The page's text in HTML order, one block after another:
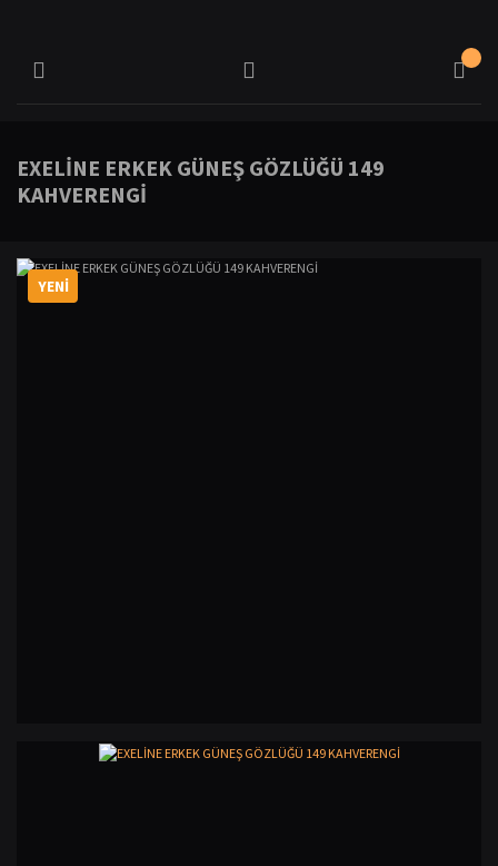
EXELİNE ERKEK GÜNEŞ GÖZLÜĞÜ 149
KAHVERENGİ
YENİ